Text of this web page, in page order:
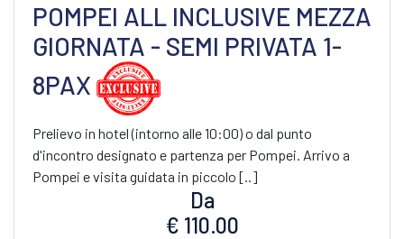
POMPEI ALL INCLUSIVE MEZZA
GIORNATA - SEMI PRIVATA 1-
8PAX
Prelievo in hotel (intorno alle 10:00) o dal punto
d'incontro designato e partenza per Pompei. Arrivo a
Pompei e visita guidata in piccolo [..]
Da
€ 110.00